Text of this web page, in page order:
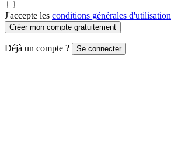
J'accepte les conditions générales d'utilisation
Créer mon compte gratuitement
Déjà un compte ? Se connecter